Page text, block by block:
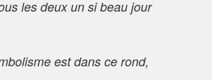
les deux un si beau jour
est dans ce rond,